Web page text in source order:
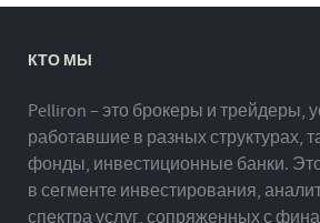
КТО МЫ
Pelliron – это брокеры и трейдеры,
работавшие в разных структурах,
фонды, инвестиционные банки.
в сегменте инвестирования,
спектра услуг, сопряженных с